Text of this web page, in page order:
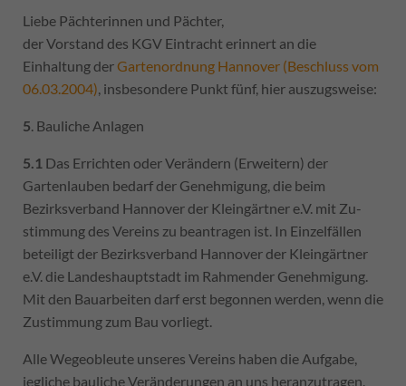
Liebe Pächterinnen und Pächter,
der Vorstand des KGV Eintracht erinnert an die
Einhaltung derGartenordnung Hannover (Beschluss vom
06.03.2004), insbesondere Punkt fünf, hier auszugsweise:
5. Bauliche Anlagen
5.1 Das Errichten oder Verändern (Erweitern) der
Gartenlauben bedarf der Genehmigung, die beim
Bezirksverband Hannover der Kleingärtner e.V. mit Zu-
stimmung des Vereins zu beantragen ist. In Einzelfällen
beteiligt der Bezirksverband Hannover der Kleingärtner
e.V. die Landeshauptstadt im Rahmender Genehmigung.
Mit den Bauarbeiten darf erst begonnen werden, wenn die
Zustimmung zum Bau vorliegt.
Alle Wegeobleute unseres Vereins haben die Aufgabe,
jegliche bauliche Veränderungen an uns heranzutragen.